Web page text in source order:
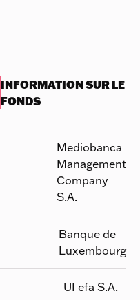
INFORMATION SUR LE
FONDS
Mediobanca
Management
Company
S.A.
Banque de
Luxembourg
UI efa S.A.